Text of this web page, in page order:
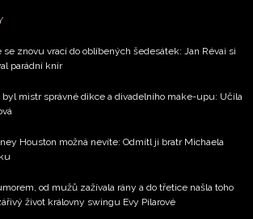
znovu vrací do oblíbených šedesátek: Jan Révai si
parádní knír
mistr správné dikce a divadelního make-upu: Učila
Houston možná nevíte: Odmítl ji bratr Michaela
od mužů zažívala rány a do třetice našla toho
život královny swingu Evy Pilarové